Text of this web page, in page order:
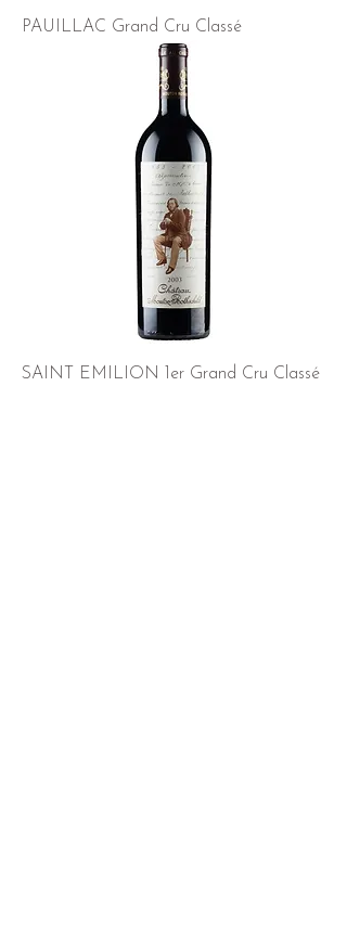
PAUILLAC Grand Cru Classé
SAINT EMILION 1er Grand Cru Classé